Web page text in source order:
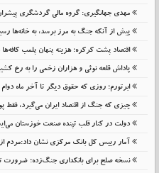
مهدی جهانگیری: گروه مالی گردشگری
پیش از آنکه جنگ به مرز برسد، به خانه‌ها
اقتصاد پشت کرکره؛ هزینه پنهان پلمب کافه‌ها
پاداش قلعه نوئی و هزاران زخمی را به رخ کشید
ابرتورم؛ روزی که حقوق دیگر تا آخر ماه دوام
چیزی که جنگ از اقتصاد ایران می‌گیرد، فقط
دولت در کنار قلب تپنده صنعت خوزستان
آمار رییس کل بانک مرکزی نشان داد:مردم از
نسخه صلح برای بانکداری جنگ‌زده؛ ضرورت